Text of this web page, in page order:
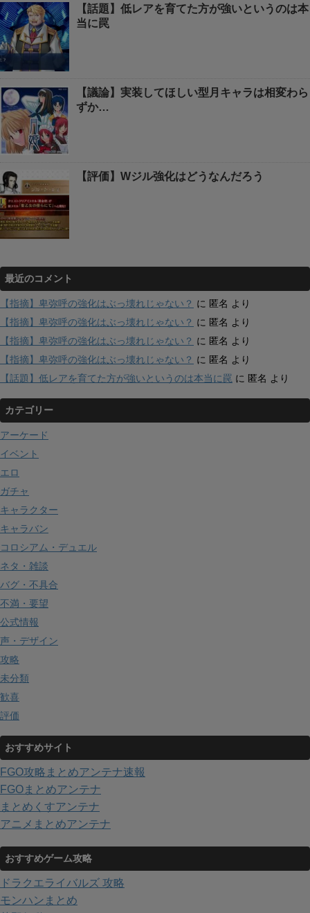
【話題】低レアを育てた方が強いというのは本
当に罠
【議論】実装してほしい型月キャラは相変わら
ずか…
【評価】Wジル強化はどうなんだろう
最近のコメント
【指摘】卑弥呼の強化はぶっ壊れじゃない？ に 匿名 より
【指摘】卑弥呼の強化はぶっ壊れじゃない？ に 匿名 より
【指摘】卑弥呼の強化はぶっ壊れじゃない？ に 匿名 より
【指摘】卑弥呼の強化はぶっ壊れじゃない？ に 匿名 より
【話題】低レアを育てた方が強いというのは本当に罠 に 匿名 より
カテゴリー
アーケード
イベント
エロ
ガチャ
キャラクター
キャラバン
コロシアム・デュエル
ネタ・雑談
バグ・不具合
不満・要望
公式情報
声・デザイン
攻略
未分類
歓喜
評価
おすすめサイト
FGO攻略まとめアンテナ速報
FGOまとめアンテナ
まとめくすアンテナ
アニメまとめアンテナ
おすすめゲーム攻略
ドラクエライバルズ 攻略
モンハンまとめ